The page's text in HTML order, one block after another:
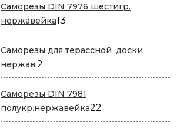
Саморезы DIN 7976 шестигр.
нержавейка13
товаров
Саморезы для терассной .доски
нержав.2
товара
Саморезы DIN 7981
полукр.нержавейка22
товара